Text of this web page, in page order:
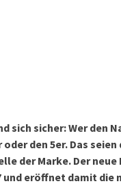
sich sicher: Wer den
den 5er. Das seien
der Marke. Der neue
und eröffnet damit die